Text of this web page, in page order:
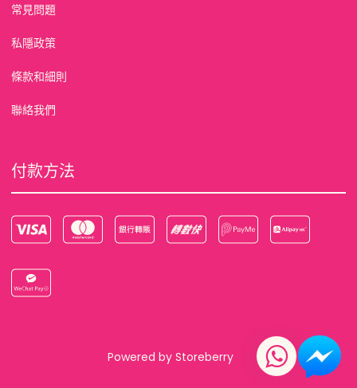
常見問題
私隱政策
條款和細則
聯絡我們
付款方法
Powered by Storeberry